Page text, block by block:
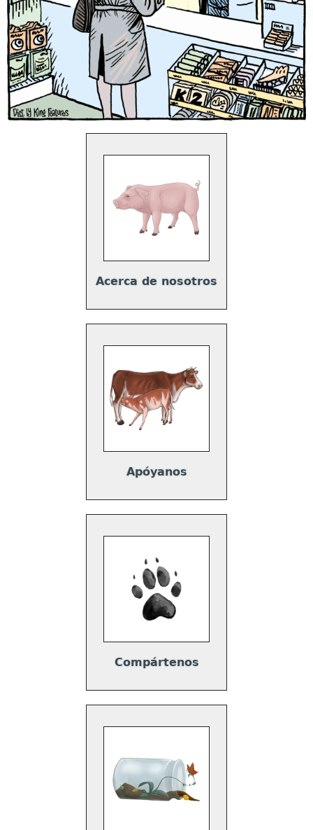
Acerca de nosotros
Apóyanos
Compártenos